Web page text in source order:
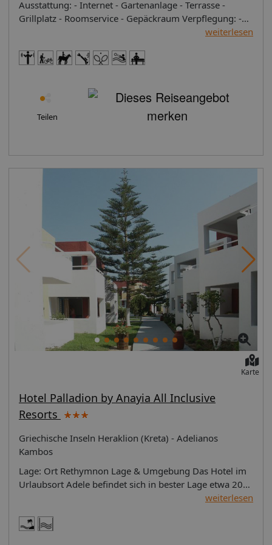
Unterhaltungsangebote: Billard. Unterhaltung für
Erwachsene: Erwachsenen-Spieleraum. Zusätzliche
Informationen: Für bestimmte Einrichtungen oder
Aktivitäten können zusätzliche Gebühren anfallen.
Einige Dienstleistungen hängen von der Jahreszeit und
Servicesprachen: Englisch und Deutsch. In diesem Hotel
werden keine Kreditkarten akzeptiert. Standard
Familienzimmer: Eingerichtet mit Doppelbett,
Klimaanlage (geg. Gebühr). Badezimmer mit
Badewanne und Dusche. Standard Doppelzimmer:
Eingerichtet mit Doppelbett, Babybett (kostenlos),
Balkon, Safe (geg. Gebühr), Sat-TV sowie individuell
regulierbarer Klimaanlage (geg. Gebühr). Badezimmer
mit Badewanne und Dusche. Standard Dreibettzimmer:
Mit Doppelbett, Zustellbett, Babybett (kostenlos),
Balkon, Safe (geg. Gebühr), Sat-TV sowie individuell
regulierbarer Klimaanlage (geg. Gebühr). Badezimmer
mit Badewanne und Dusche. * Greek night once a week
, whether permitted *Free wifi in reception and beach
bar area not in the rooms
Ausstattung: - Internet - Gartenanlage - Terrasse -
Grillplatz - Roomservice - Gepäckraum Verpflegung: -
weiterlesen
Teilen
Karte
Hotel Palladion by Anayia All Inclusive
Resorts
Griechische Inseln Heraklion (Kreta) - Adelianos
Kambos
Lage: Ort Rethymnon Lage & Umgebung Das Hotel im
Urlaubsort Adele befindet sich in bester Lage etwa 200
m vom langen Sandstrand entfernt, wo die Gäste baden
venezianischem Hafen und Burg liegt ganz in der Nähe.
weiterlesen